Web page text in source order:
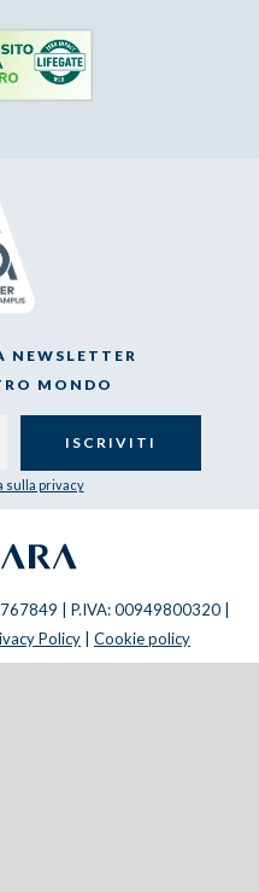
MONDO
sulla privacy
| P.IVA: 00949800320 |
Policy | Cookie policy